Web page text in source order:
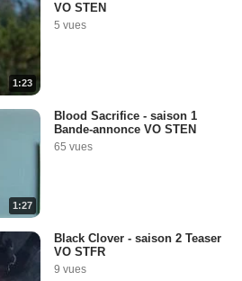
1:23
VO STEN
5 vues
1:27
Blood Sacrifice - saison 1
Bande-annonce VO STEN
65 vues
Black Clover - saison 2 Teaser
VO STFR
9 vues